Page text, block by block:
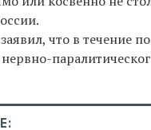
что в течение